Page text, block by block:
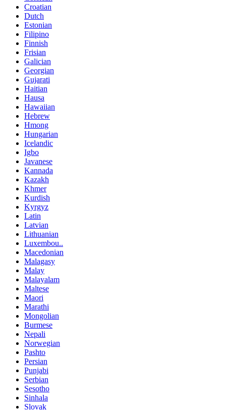
Croatian
Dutch
Estonian
Filipino
Finnish
Frisian
Galician
Georgian
Gujarati
Haitian
Hausa
Hawaiian
Hebrew
Hmong
Hungarian
Icelandic
Igbo
Javanese
Kannada
Kazakh
Khmer
Kurdish
Kyrgyz
Latin
Latvian
Lithuanian
Luxembou..
Macedonian
Malagasy
Malay
Malayalam
Maltese
Maori
Marathi
Mongolian
Burmese
Nepali
Norwegian
Pashto
Persian
Punjabi
Serbian
Sesotho
Sinhala
Slovak